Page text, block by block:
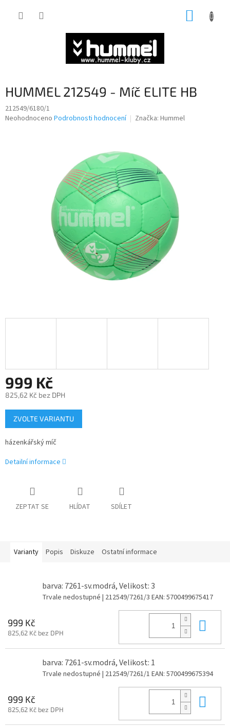
HUMMEL 212549 - Míč ELITE HB
212549/6180/1
Průměrné
Neohodnoceno Podrobnosti hodnocení Značka: Hummel
999 Kč
825,62 Kč bez DPH
Měrná
cena:
ZVOLTE VARIANTU
házenkářský míč
Detailní informace
ZEPTAT SE HLÍDAT SDÍLET
Varianty Popis Diskuze Ostatní informace
barva: 7261-sv.modrá, Velikost: 3
Trvale nedostupné | 212549/7261/3 EAN: 5700499675417
999 Kč
825,62 Kč bez DPH
barva: 7261-sv.modrá, Velikost: 1
Trvale nedostupné | 212549/7261/1 EAN: 5700499675394
999 Kč
825,62 Kč bez DPH